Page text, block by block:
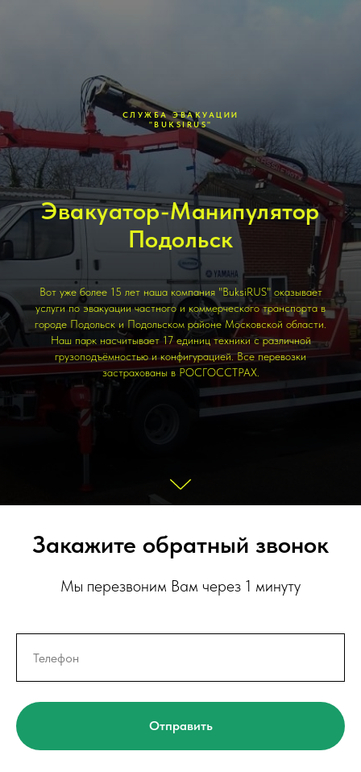
СЛУЖБА ЭВАКУАЦИИ
"BUKSIRUS"
Эвакуатор-Манипулятор
Подольск
Вот уже более 15 лет наша компания "BuksiRUS" оказывает
услуги по эвакуации частного и коммерческого транспорта в
городе Подольск и Подольском районе Московской области.
Наш парк насчитывает 17 единиц техники с различной
грузоподъёмностью и конфигурацией. Все перевозки
застрахованы в РОСГОССТРАХ.
Закажите обратный звонок
Мы перезвоним Вам через 1 минуту
Отправить